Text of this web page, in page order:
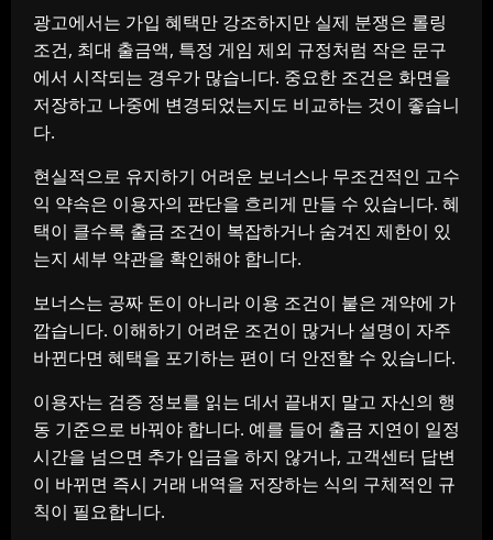
광고에서는 가입 혜택만 강조하지만 실제 분쟁은 롤링
조건, 최대 출금액, 특정 게임 제외 규정처럼 작은 문구
에서 시작되는 경우가 많습니다. 중요한 조건은 화면을
저장하고 나중에 변경되었는지도 비교하는 것이 좋습니
다.
현실적으로 유지하기 어려운 보너스나 무조건적인 고수
익 약속은 이용자의 판단을 흐리게 만들 수 있습니다. 혜
택이 클수록 출금 조건이 복잡하거나 숨겨진 제한이 있
는지 세부 약관을 확인해야 합니다.
보너스는 공짜 돈이 아니라 이용 조건이 붙은 계약에 가
깝습니다. 이해하기 어려운 조건이 많거나 설명이 자주
바뀐다면 혜택을 포기하는 편이 더 안전할 수 있습니다.
이용자는 검증 정보를 읽는 데서 끝내지 말고 자신의 행
동 기준으로 바꿔야 합니다. 예를 들어 출금 지연이 일정
시간을 넘으면 추가 입금을 하지 않거나, 고객센터 답변
이 바뀌면 즉시 거래 내역을 저장하는 식의 구체적인 규
칙이 필요합니다.